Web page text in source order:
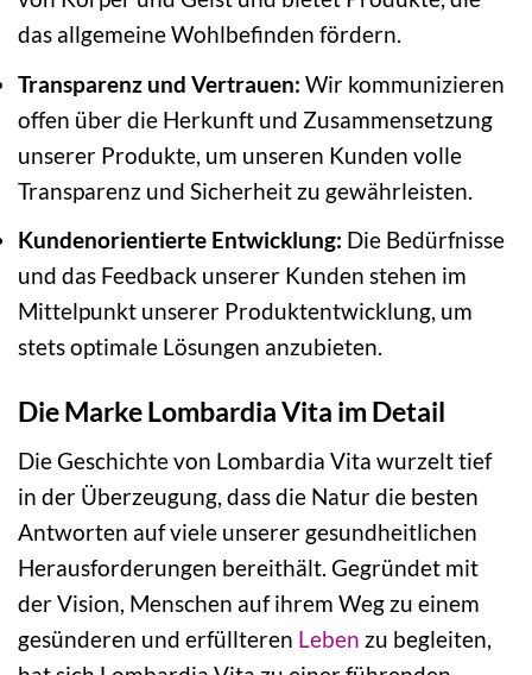
das allgemeine Wohlbefinden fördern.
Transparenz und Vertrauen: Wir kommunizieren
offen über die Herkunft und Zusammensetzung
unserer Produkte, um unseren Kunden volle
Transparenz und Sicherheit zu gewährleisten.
Kundenorientierte Entwicklung: Die Bedürfnisse
und das Feedback unserer Kunden stehen im
Mittelpunkt unserer Produktentwicklung, um
stets optimale Lösungen anzubieten.
Die Marke Lombardia Vita im Detail
Die Geschichte von Lombardia Vita wurzelt tief
in der Überzeugung, dass die Natur die besten
Antworten auf viele unserer gesundheitlichen
Herausforderungen bereithält. Gegründet mit
der Vision, Menschen auf ihrem Weg zu einem
gesünderen und erfüllteren Leben zu begleiten,